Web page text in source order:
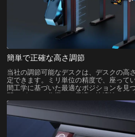
簡単で正確な高さ調節
当社の調節可能なデスクは、デスクの高
定できます。ミリ単位の精度で、座って
間工学に基づいた最適なポジションを見
間のゲームや作業でも最適な快適性とサ